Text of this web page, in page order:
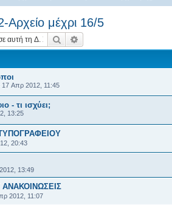
μέχρι 16/5
Αναζήτηση
17 Απρ 2012, 11:45
- τι ισχύει;
13:25
20:43
13:49
ΑΝΑΚΟΙΝΩΣΕΙΣ
2012, 11:07